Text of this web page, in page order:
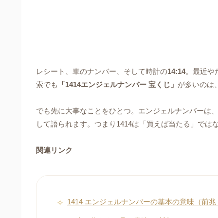
レシート、車のナンバー、そして時計の14:14。最近や
索でも
「1414エンジェルナンバー 宝くじ」 が多いのは
でも先に大事なことをひとつ。エンジェルナンバーは
して語られます。つまり1414は「買えば当たる」では
関連リンク
1414 エンジェルナンバーの基本の意味（前